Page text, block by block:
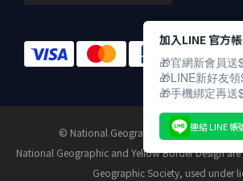
© National Geographic Partners LLC. All
National Geographic and Yellow Border Design
Geographic Society, used under
加入LINE 官方
🎁官網新會員送
🎁LINE新好友
🎁手機綁定再送
連結 LINE 帳